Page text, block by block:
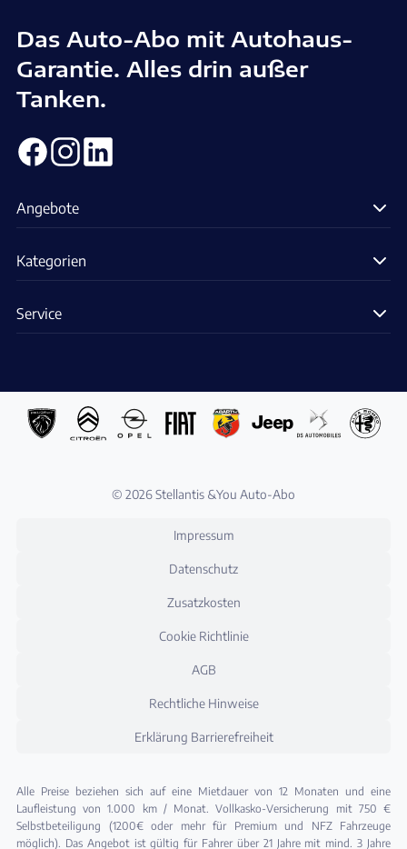
Das Auto-Abo mit Autohaus-
Garantie. Alles drin außer
Tanken.
Angebote
Kategorien
Service
© 2026 Stellantis &You Auto-Abo
Impressum
Datenschutz
Zusatzkosten
Cookie Richtlinie
AGB
Rechtliche Hinweise
Erklärung Barrierefreiheit
Alle Preise beziehen sich auf eine Mietdauer von 12 Monaten und eine
Laufleistung von 1.000 km / Monat. Vollkasko-Versicherung mit 750 €
Selbstbeteiligung (1200€ oder mehr für Premium und NFZ Fahrzeuge
möglich). Das Angebot ist gültig für Fahrer über 21 Jahre mit mind. 3 Jahre